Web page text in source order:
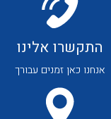
לכל מוצרי היצרן
התקשרו אלינו
אנחנו כאן זמנים עבורך